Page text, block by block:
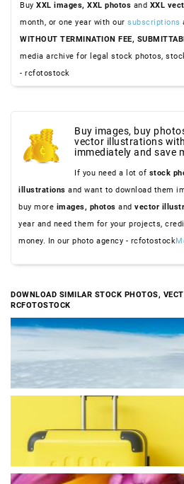
Buy XXL images, XXL photos and XXL
month, or one year with our subscriptions
WITHOUT TERMINATION FEE,
media archive for legal stock photos,
- rcfotostock
Buy images, buy
vector illustrations
immediately and save
If you need a lot of stock
illustrations and want to download them
buy more images, photos and vector
year and need them for your projects,
money. In our photo agency - rcfotostock
DOWNLOAD SIMILAR STOCK PHOTOS,
RCFOTOSTOCK